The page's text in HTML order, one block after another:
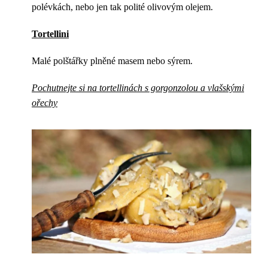
polévkách, nebo jen tak polité olivovým olejem.
Tortellini
Malé polštářky plněné masem nebo sýrem.
Pochutnejte si na tortellinách s gorgonzolou a vlašskými
ořechy